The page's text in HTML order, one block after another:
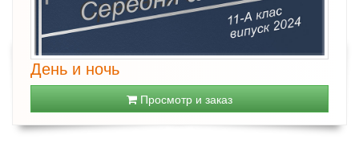
День и ночь
Просмотр и заказ